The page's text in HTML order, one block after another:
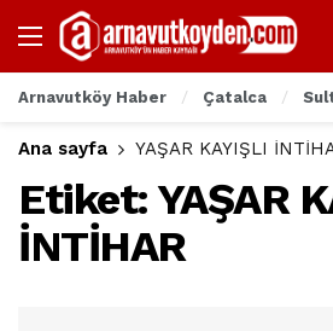
Arnavutköy Haber Çatalca
Ana sayfa YAŞAR KAYIŞLI
Etiket:YAŞAR
İNTİHAR